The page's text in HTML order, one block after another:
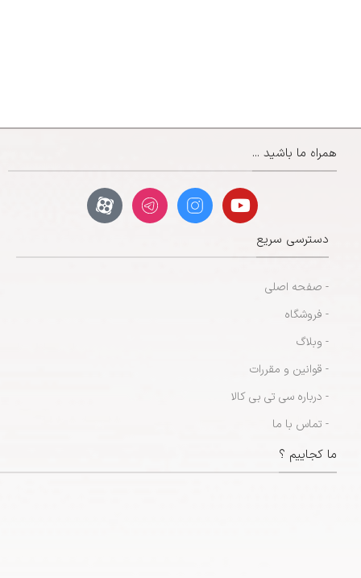
همراه ما باشید ...
دسترسی سریع
- صفحه اصلی
- فروشگاه
- وبلاگ
- قوانین و مقررات
- درباره سی تی بی کالا
- تماس با ما
ما کجاییم ؟